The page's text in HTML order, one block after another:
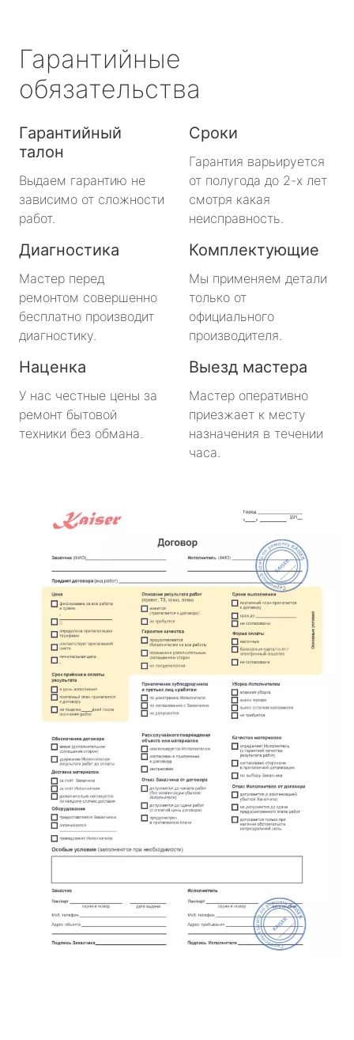
Гарантийные
обязательства
Гарантийный
талон
Выдаем гарантию не
зависимо от сложности
работ.
Сроки
Гарантия варьируется
от полугода до 2-х лет
смотря какая
неисправность.
Диагностика
Мастер перед
ремонтом совершенно
бесплатно производит
диагностику.
Комплектующие
Мы применяем детали
только от
официального
производителя.
Наценка
У нас честные цены за
ремонт бытовой
техники без обмана.
Выезд мастера
Мастер оперативно
приезжает к месту
назначения в течении
часа.